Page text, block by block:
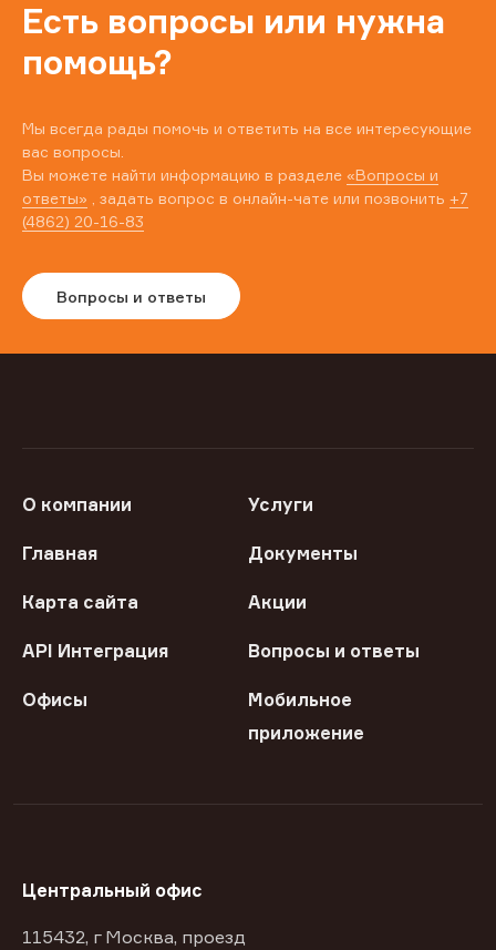
Есть вопросы или нужна
помощь?
Мы всегда рады помочь и ответить на все интересующие
вас вопросы.
Вы можете найти информацию в разделе «Вопросы и
ответы» , задать вопрос в онлайн-чате или позвонить +7
(4862) 20-16-83
Вопросы и ответы
О компании Услуги
Главная Документы
Карта сайта Акции
API Интеграция Вопросы и ответы
Офисы
Мобильное
приложение
Центральный офис
115432, г Москва, проезд